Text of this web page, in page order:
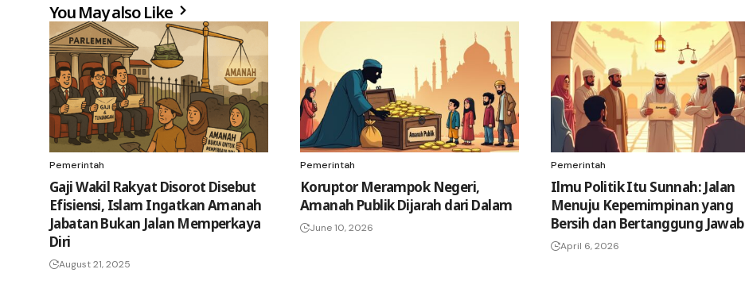
You May also Like
Pemerintah
Gaji Wakil Rakyat Disorot Disebut
Efisiensi, Islam Ingatkan Amanah
Jabatan Bukan Jalan Memperkaya
Diri
August 21, 2025
Pemerintah
Koruptor Merampok Negeri,
Amanah Publik Dijarah dari Dalam
June 10, 2026
Pemerintah
Ilmu Politik Itu Sunnah: Jalan
Menuju Kepemimpinan yang
Bersih dan Bertanggung Jawab
April 6, 2026